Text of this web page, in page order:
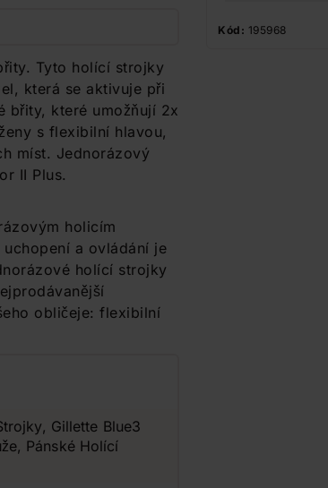
Tyto holící strojky
která se aktivuje při
břity, které umožňují 2x
s flexibilní hlavou,
míst. Jednorázový
II Plus.
holicím
a ovládání je
holící strojky
obličeje: flexibilní
Gillette Blue3
Pánské Holící
Kód: 195968